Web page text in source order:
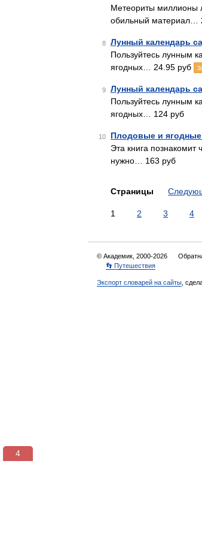
Метеориты миллионы
обильный материал…
8 Лунный календарь
Пользуйтесь лунным
ягодных… 24.95 руб
9 Лунный календарь
Пользуйтесь лунным
ягодных… 124 руб
10 Плодовые и
Эта книга познакомит
нужно… 163 руб
Страницы
1 2 3 4
© Академик, 2000-2026
👣 Путешествия
Экспорт словарей на сайты ,
3